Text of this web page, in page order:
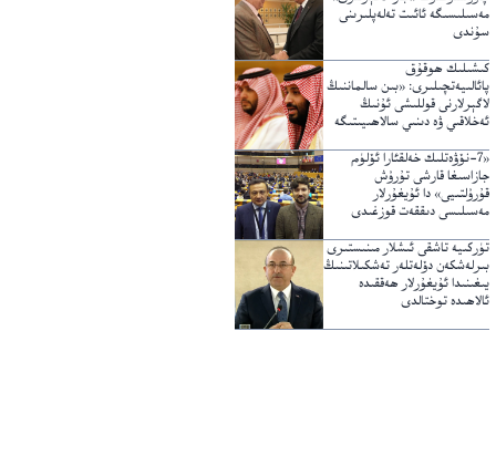
مەسىلىسىگە ئائىت تەلەپلىرىنى
سۇندى
كىشىلىك ھوقۇق
پائالىيەتچىلىرى: «بىن سالماننىڭ
لاگېرلارنى قوللىشى ئۇنىڭ
ئەخلاقىي ۋە دىنىي سالاھىيىتىگە
«7-نۆۋەتلىك خەلقئارا ئۆلۈم
جازاسىغا قارشى تۇرۇش
قۇرۇلتىيى» دا ئۇيغۇرلار
مەسىلىسى دىققەت قوزغىدى
تۈركىيە تاشقى ئىشلار مىنىستىرى
بىرلەشكەن دۆلەتلەر تەشكىلاتىنىڭ
يىغىنىدا ئۇيغۇرلار ھەققىدە
ئالاھىدە توختالدى